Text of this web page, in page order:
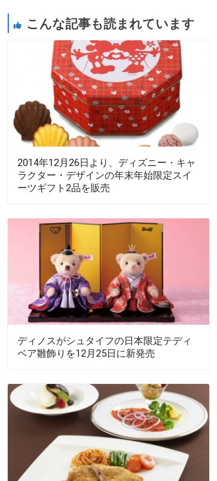
こんな記事も読まれています
2014年12月26日より、ディズニー・キャ
ラクター・デザインの年末年始限定スイ
ーツギフト2品を販売
ディノスがシュタイフの日本限定テディ
ベア雛飾りを12月25日に新発売